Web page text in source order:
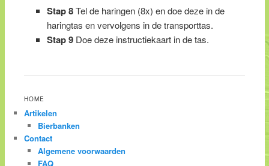
Stap 8Tel de haringen (8x) en doe deze in de
haringtas en vervolgens in de transporttas.
Stap 9Doe deze instructiekaart in de tas.
HOME
Artikelen
Bierbanken
Contact
Algemene voorwaarden
FAQ